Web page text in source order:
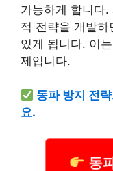
가능하게 합니다
적 전략을 개발
있게 됩니다. 이
제입니다.
동파 방지 전
요.
동파